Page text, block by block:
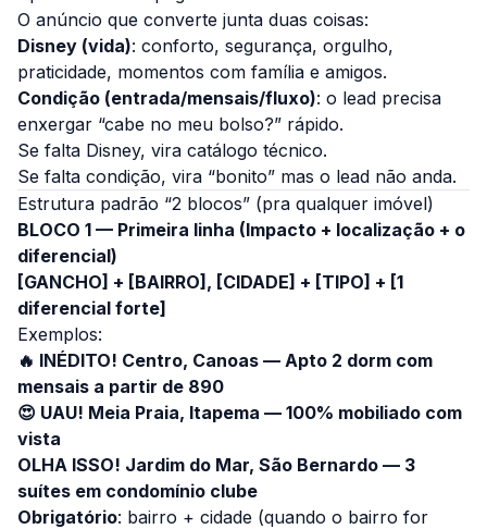
O anúncio que converte junta duas coisas:
Disney (vida): conforto, segurança, orgulho,
praticidade, momentos com família e amigos.
Condição (entrada/mensais/fluxo): o lead precisa
enxergar “cabe no meu bolso?” rápido.
Se falta Disney, vira catálogo técnico.
Se falta condição, vira “bonito” mas o lead não anda.
Estrutura padrão “2 blocos” (pra qualquer imóvel)
BLOCO 1 — Primeira linha (Impacto + localização + o
diferencial)
[GANCHO] + [BAIRRO], [CIDADE] + [TIPO] + [1
diferencial forte]
Exemplos:
🔥 INÉDITO! Centro, Canoas — Apto 2 dorm com
mensais a partir de 890
😍 UAU! Meia Praia, Itapema — 100% mobiliado com
vista
OLHA ISSO! Jardim do Mar, São Bernardo — 3
suítes em condomínio clube
Obrigatório: bairro + cidade (quando o bairro for